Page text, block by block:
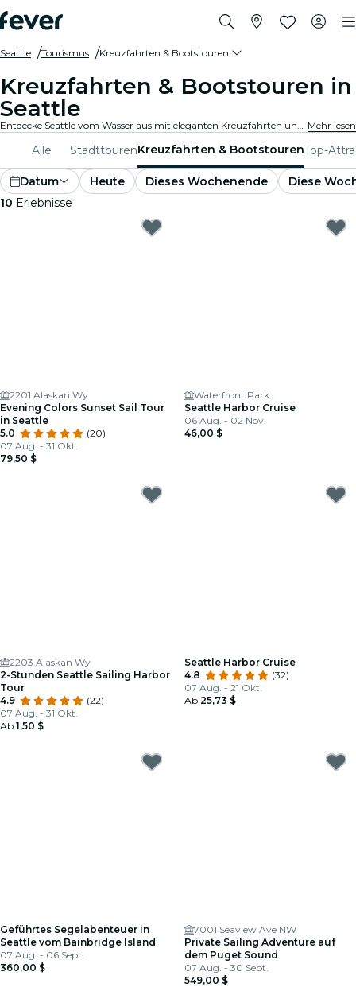
Seattle Tourismus Kreuzfahrten & Bootstouren
Kreuzfahrten & Bootstouren in
Seattle
Entdecke Seattle vom Wasser aus mit eleganten Kreuzfahrten und Bootsfahrten. Schau dir berühmte Hotspots und Panorama-Stadtansichten an, während du entspannt über das Wasser gleitest. Erlebe die Stadt auf einzigartige Weise! Mehr lesen
Alle StadttourenKreuzfahrten & BootstourenTop-
Datum Heute Dieses Wochenende
Diese
10 Erlebnisse
2201 Alaskan Wy
Evening Colors Sunset Sail Tour
in Seattle
5.0
(20)
07 Aug. - 31 Okt.
79,50 $
Waterfront Park
Seattle Harbor Cruise
06 Aug. - 02 Nov.
46,00 $
2203 Alaskan Wy
2-Stunden Seattle Sailing Harbor
Tour
4.9
(22)
07 Aug. - 31 Okt.
Ab 1,50 $
Seattle Harbor Cruise
4.8
(32)
07 Aug. - 21 Okt.
Ab 25,73 $
Geführtes Segelabenteuer in
Seattle vom Bainbridge Island
07 Aug. - 06 Sept.
360,00 $
7001 Seaview Ave NW
Private Sailing Adventure auf
dem Puget Sound
07 Aug. - 30 Sept.
549,00 $